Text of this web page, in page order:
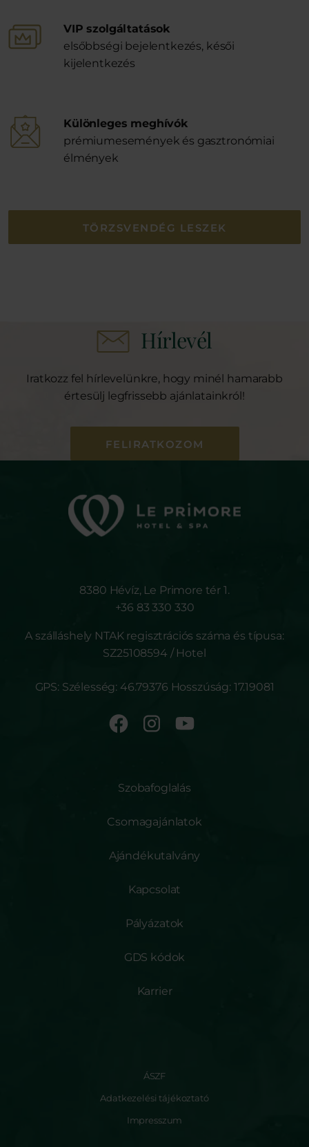
VIP szolgáltatások
elsőbbségi bejelentkezés, késői
kijelentkezés
Különleges meghívók
prémiumesemények és gasztronómiai
élmények
TÖRZSVENDÉG LESZEK
Hírlevél
Iratkozz fel hírlevelünkre, hogy minél hamarabb
értesülj legfrissebb ajánlatainkról!
FELIRATKOZOM
8380 Hévíz, Le Primore tér 1.
+36 83 330 330
A szálláshely NTAK regisztrációs száma és típusa:
SZ25108594 / Hotel
GPS: Szélesség: 46.79376 Hosszúság: 17.19081
Szobafoglalás
Csomagajánlatok
Ajándékutalvány
Kapcsolat
Pályázatok
GDS kódok
Karrier
ÁSZF
Adatkezelési tájékoztató
Impresszum